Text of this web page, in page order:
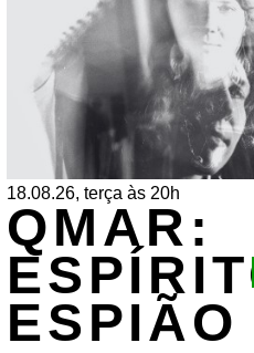
18.08.26, terça às 20h
QMAR:
ESPIÃO